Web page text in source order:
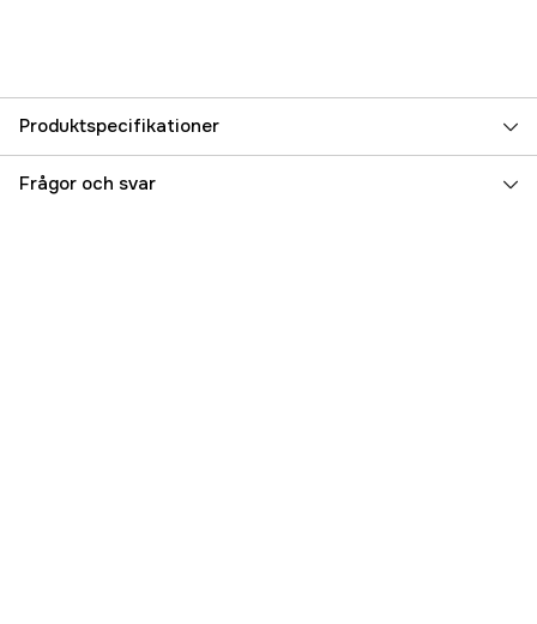
Produktspecifikationer
Referensnummer 3000002201
Frågor och svar